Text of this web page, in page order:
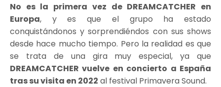
No es la primera vez de DREAMCATCHER en
Europa, y es que el grupo ha estado
conquistándonos y sorprendiéndos con sus shows
desde hace mucho tiempo. Pero la realidad es que
se trata de una gira muy especial, ya que
DREAMCATCHER vuelve en concierto a España
tras su visita en 2022 al festival Primavera Sound.